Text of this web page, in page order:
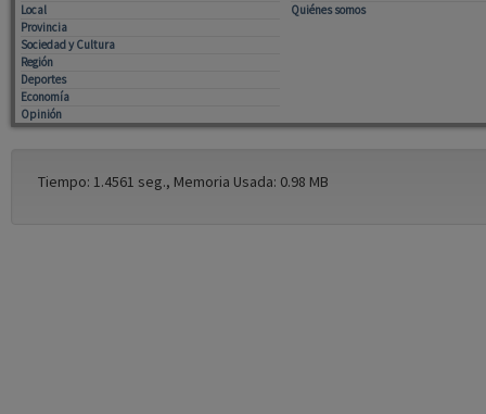
Local
Provincia
Sociedad y Cultura
Región
Deportes
Economía
Opinión
Quiénes somos
Tiempo: 1.4561 seg., Memoria Usada: 0.98 MB